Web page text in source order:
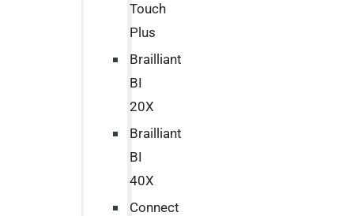
Touch
Plus
Brailliant
BI
20X
Brailliant
BI
40X
Connect